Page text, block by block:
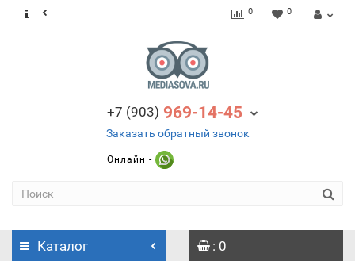
0 0
+7 (903) 969-14-45
Заказать обратный звонок
Онлайн -
Каталог : 0